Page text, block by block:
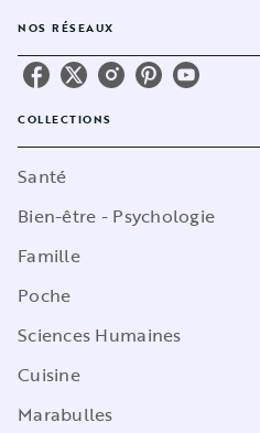
NOS RÉSEAUX
COLLECTIONS
Santé
Bien-être - Psychologie
Famille
Poche
Sciences Humaines
Cuisine
Marabulles